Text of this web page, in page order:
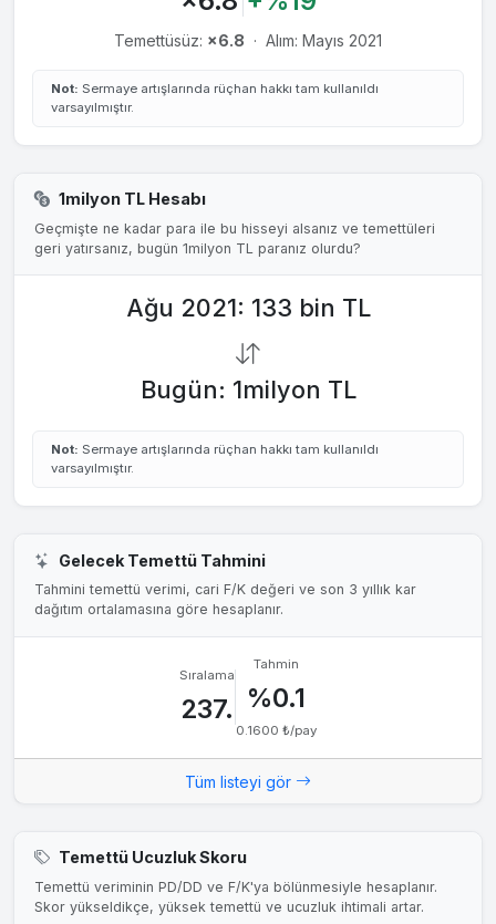
Temettüsüz: ×6.8 · Alım: Mayıs 2021
Not: Sermaye artışlarında rüçhan hakkı tam kullanıldı
varsayılmıştır.
1milyon TL Hesabı
Geçmişte ne kadar para ile bu hisseyi alsanız ve temettüleri
geri yatırsanız, bugün 1milyon TL paranız olurdu?
Ağu 2021: 133 bin TL
Bugün: 1milyon TL
Not: Sermaye artışlarında rüçhan hakkı tam kullanıldı
varsayılmıştır.
Gelecek Temettü Tahmini
Tahmini temettü verimi, cari F/K değeri ve son 3 yıllık kar
dağıtım ortalamasına göre hesaplanır.
Sıralama
237.
Tahmin
%0.1
0.1600 ₺/pay
Tüm listeyi gör
Temettü Ucuzluk Skoru
Temettü veriminin PD/DD ve F/K'ya bölünmesiyle hesaplanır.
Skor yükseldikçe, yüksek temettü ve ucuzluk ihtimali artar.